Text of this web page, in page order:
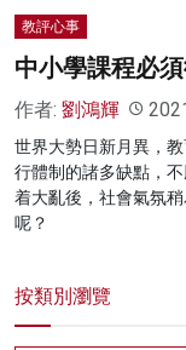
教評心事
中小學課程必
作者: 劉鴻輝
世界大勢日新月異，
行體制的諸多缺點，
着大亂後，社會氣氛
呢？
按類別瀏覽